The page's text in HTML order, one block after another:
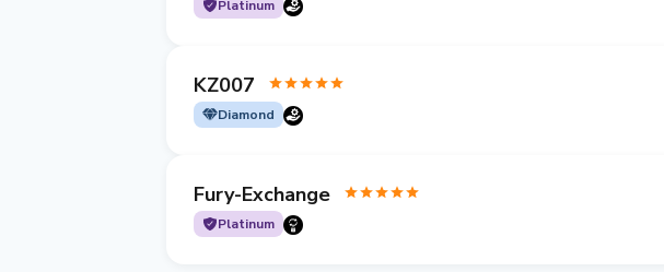
Platinum
KZ007
Diamond
Fury-Exchange
Platinum